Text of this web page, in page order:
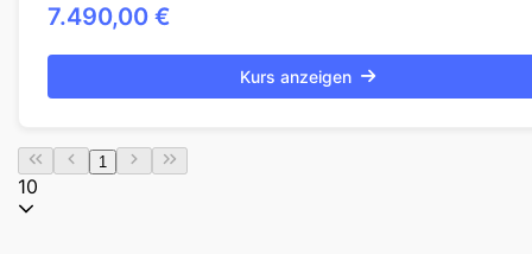
7.490,00 €
Kurs anzeigen
1
10